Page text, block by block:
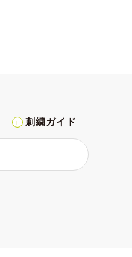
刺繍ガイド